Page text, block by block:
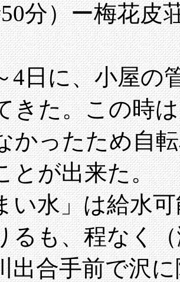
分）ー梅花
日に、小屋の
きた。この時
かったため自
とが出来た。
水」は給水可
るも、程なく
出合手前で沢